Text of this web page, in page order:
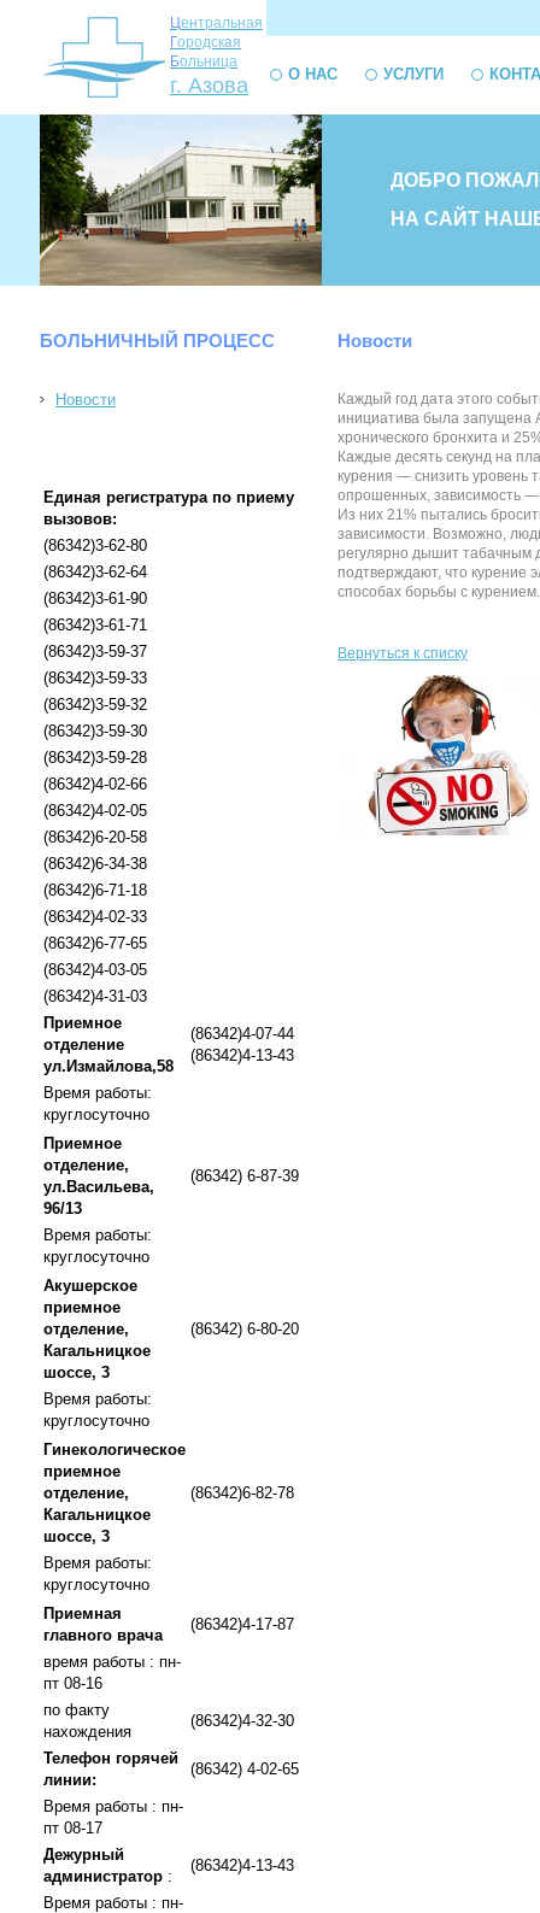
Центральная
Городская
Больница
г. Азова О НАС УСЛУГИ
ДОБРО
НА САЙТ
БОЛЬНИЧНЫЙ ПРОЦЕСС
Новости
Единая регистратура по приему
вызовов:
(86342)3-62-80
(86342)3-62-64
(86342)3-61-90
(86342)3-61-71
(86342)3-59-37
(86342)3-59-33
(86342)3-59-32
(86342)3-59-30
(86342)3-59-28
(86342)4-02-66
(86342)4-02-05
(86342)6-20-58
(86342)6-34-38
(86342)6-71-18
(86342)4-02-33
(86342)6-77-65
(86342)4-03-05
(86342)4-31-03
Приемное
отделение
ул.Измайлова,58
(86342)4-07-44
(86342)4-13-43
Время работы:
круглосуточно
Приемное
отделение,
ул.Васильева,
96/13
(86342) 6-87-39
Время работы:
круглосуточно
Акушерское
приемное
отделение,
Кагальницкое
шоссе, 3
(86342) 6-80-20
Время работы:
круглосуточно
Гинекологическое
приемное
отделение,
Кагальницкое
шоссе, 3
(86342)6-82-78
Время работы:
круглосуточно
Приемная
главного врача
(86342)4-17-87
время работы : пн-
пт 08-16
по факту
нахождения
(86342)4-32-30
Телефон горячей
линии:
(86342) 4-02-65
Время работы : пн-
пт 08-17
Дежурный
администратор :
(86342)4-13-43
Время работы : пн-
Новости
Каждый год дата этого
инициатива была запущена
хронического бронхита и
Каждые десять секунд на
курения — снизить уровень
опрошенных, зависимость —
Из них 21% пытались
зависимости. Возможно,
регулярно дышит табачным
подтверждают, что курение
способах борьбы с
Вернуться к списку